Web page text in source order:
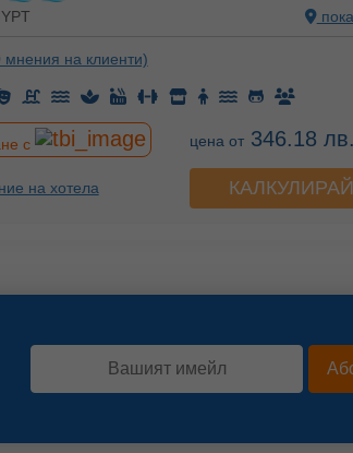
мнения на клиенти)
цена от346.18
с
на хотела